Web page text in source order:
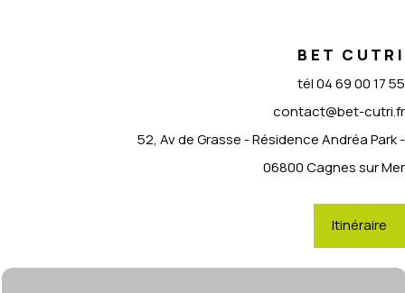
BET CUTRI
tél04 69 00 17 55
contact@bet-cutri.fr
52, Av de Grasse - Résidence Andréa Park -
06800 Cagnes sur Mer
Itinéraire